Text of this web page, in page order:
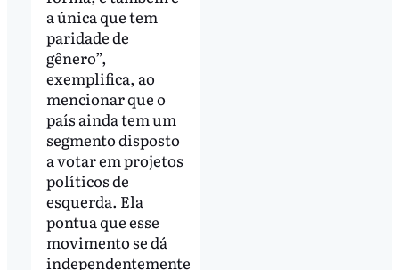
a única que tem
paridade de
gênero”,
exemplifica, ao
mencionar que o
país ainda tem um
segmento disposto
a votar em projetos
políticos de
esquerda. Ela
pontua que esse
movimento se dá
independentemente